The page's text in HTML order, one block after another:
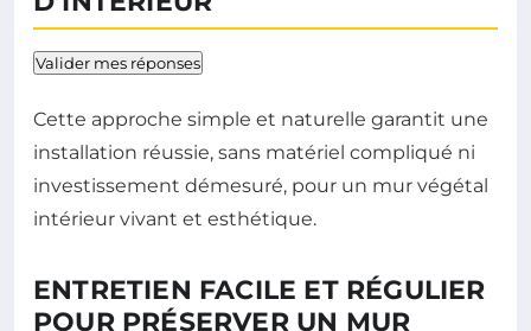
Valider mes réponses
Cette approche simple et naturelle garantit une
installation réussie, sans matériel compliqué ni
investissement démesuré, pour un mur végétal
intérieur vivant et esthétique.
ENTRETIEN FACILE ET RÉGULIER
POUR PRÉSERVER UN MUR